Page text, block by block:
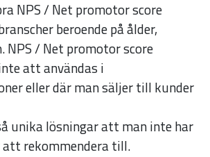
NPS / Net promotor score
beroende på ålder,
NPS / Net promotor score
att användas i
eller där man säljer till kunder
unika lösningar att man inte har
rekommendera till.